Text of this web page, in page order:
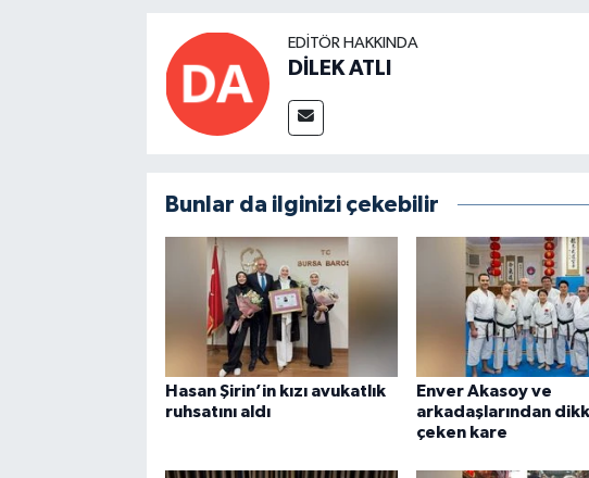
EDITÖR HAKKINDA
DİLEK ATLI
Bunlar da ilginizi çekebilir
Hasan Şirin’in kızı avukatlık
ruhsatını aldı
Enver Akasoy ve
arkadaşlarından
çeken kare